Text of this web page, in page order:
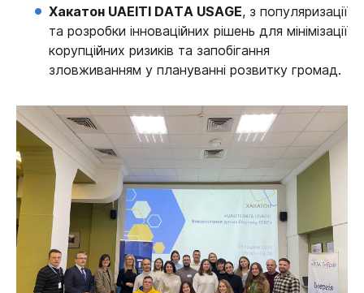
Хакатон UAEITI DATA USAGE, з популяризації
та розробки інноваційних рішень для мінімізації
корупційних ризиків та запобігання
зловживанням у плануванні розвитку громад.